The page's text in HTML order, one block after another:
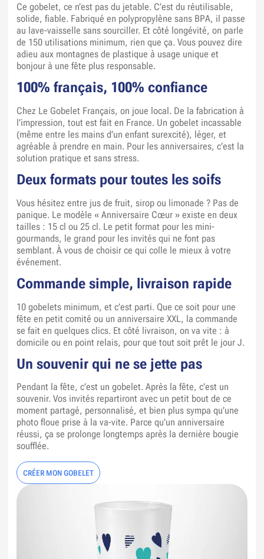
Ce gobelet, ce n’est pas du jetable. C’est du réutilisable,
solide, fiable. Fabriqué en polypropylène sans BPA, il passe
au lave-vaisselle sans sourciller. Et côté longévité, on parle
de 150 utilisations minimum, rien que ça. Vous pouvez dire
adieu aux montagnes de plastique à usage unique et
bonjour à une fête plus responsable.
100% français, 100% confiance
Chez Le Gobelet Français, on joue local. De la fabrication à
l’impression, tout est fait en France. Un gobelet incassable
(même entre les mains d’un enfant surexcité), léger, et
agréable à prendre en main. Pour les anniversaires, c’est la
solution pratique et sans stress.
Deux formats pour toutes les soifs
Vous hésitez entre jus de fruit, sirop ou limonade ? Pas de
panique. Le modèle « Anniversaire Cœur » existe en deux
tailles : 15 cl ou 25 cl. Le petit format pour les mini-
gourmands, le grand pour les invités qui ne font pas
semblant. À vous de choisir ce qui colle le mieux à votre
événement.
Commande simple, livraison rapide
10 gobelets minimum, et c’est parti. Que ce soit pour une
fête en petit comité ou un anniversaire XXL, la commande
se fait en quelques clics. Et côté livraison, on va vite : à
domicile ou en point relais, pour que tout soit prêt le jour J.
Un souvenir qui ne se jette pas
Pendant la fête, c’est un gobelet. Après la fête, c’est un
souvenir. Vos invités repartiront avec un petit bout de ce
moment partagé, personnalisé, et bien plus sympa qu’une
photo floue prise à la va-vite. Parce qu’un anniversaire
réussi, ça se prolonge longtemps après la dernière bougie
soufflée.
CRÉER MON GOBELET